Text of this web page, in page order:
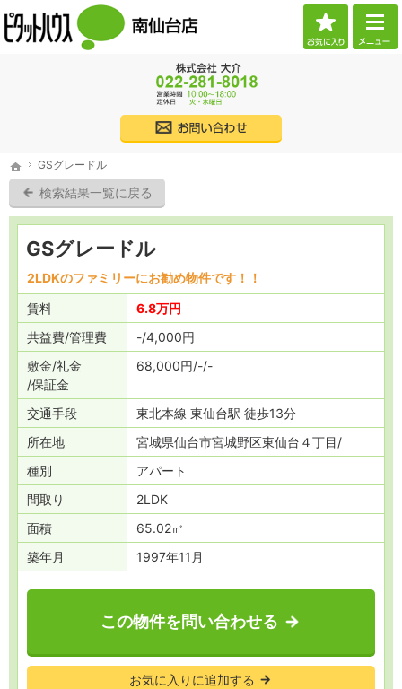
ホーム
GSグレードル
ご希望に沿ったお部屋探し。宮城県仙台市の賃貸・不動産なら当社へお任せください。
宮城県仙台市の賃貸・不動産・売買なら物件情報が豊富なピタットハウス南仙台店
GSグレードル
2LDKのファミリーにお勧め物件です！！
賃料
6.8万円
共益費 管理費 - 4,000円
敷金 礼金
保証金
68,000円 - -
交通手段
東北本線 東仙台駅 徒歩13分
所在地
宮城県仙台市宮城野区東仙台４丁目
種別
アパート
間取り
2LDK
面積
65.02㎡
築年月
1997年11月
この物件を問い合わせる
お気に入りに追加する
検索結果一覧に戻る
お気に